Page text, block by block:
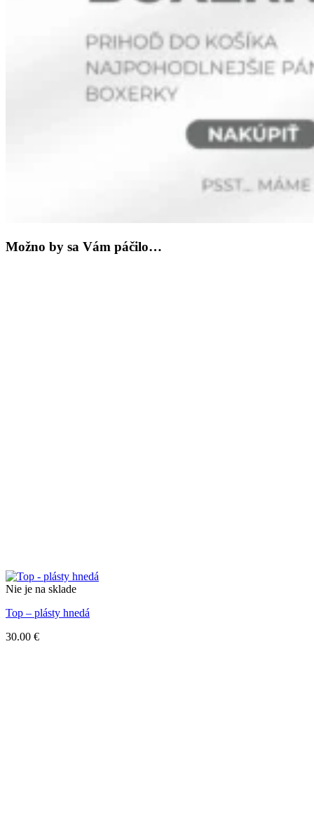
Možno by sa Vám páčilo…
Nie je na sklade
Top – plásty hnedá
30.00 €